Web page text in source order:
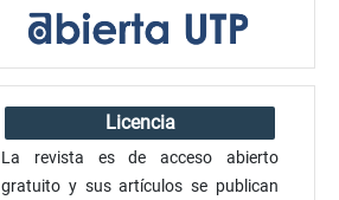
Licencia
La revista es de acceso abierto
gratuito y sus artículos se publican